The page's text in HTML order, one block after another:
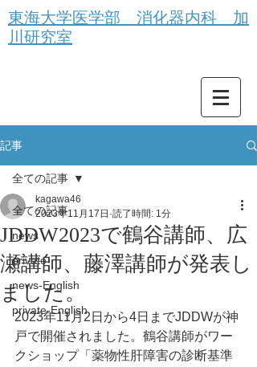
東海大学医学部 消化器内科 加
川研究室
記事
全ての記事
news
private
news-English
private-English
全ての記事
JDDW2023で鶴谷講師、広
瀬講師、藤澤講師が発表し
ました。
kagawa46
2023年11月17日 読了時間: 1分
2023年11月2日から4日までJDDWが神
戸で開催されました。鶴谷講師がワー
クショップ「薬物性肝障害の診断基準